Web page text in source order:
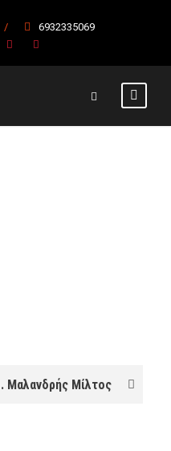
/ 6932335069